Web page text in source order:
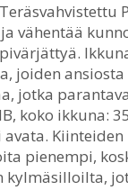
vähentää
joiden ansiosta
jotka
koko ikkuna:
pienempi,